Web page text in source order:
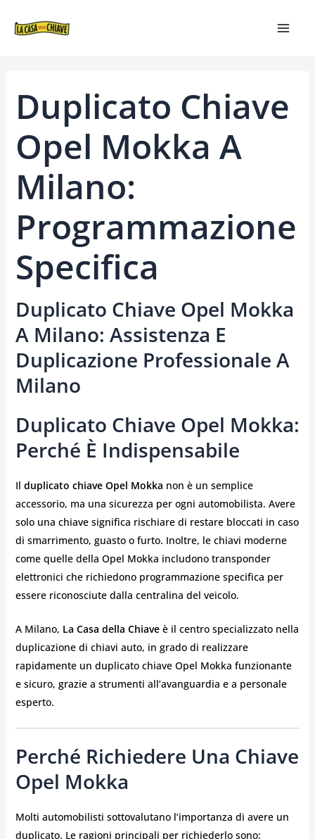
Duplicato Chiave
Opel Mokka A
Milano:
Programmazione
Specifica
Duplicato Chiave Opel Mokka
A Milano: Assistenza E
Duplicazione Professionale A
Milano
Duplicato Chiave Opel Mokka:
Perché È Indispensabile
Il duplicato chiave Opel Mokka non è un semplice
accessorio, ma una sicurezza per ogni automobilista. Avere
solo una chiave significa rischiare di restare bloccati in caso
di smarrimento, guasto o furto. Inoltre, le chiavi moderne
come quelle della Opel Mokka includono transponder
elettronici che richiedono programmazione specifica per
essere riconosciute dalla centralina del veicolo.
A Milano, La Casa della Chiaveè il centro specializzato nella
duplicazione di chiavi auto, in grado di realizzare
rapidamente un duplicato chiave Opel Mokka funzionante
e sicuro, grazie a strumenti all’avanguardia e a personale
esperto.
Perché Richiedere Una Chiave
Opel Mokka
Molti automobilisti sottovalutano l’importanza di avere un
duplicato. Le ragioni principali per richiederlo sono:
ARTICOLI